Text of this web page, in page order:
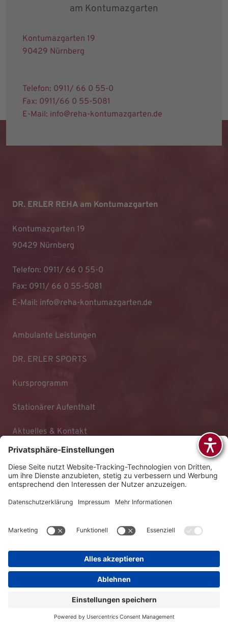
am Kontumazgarten
Kontumazgarten 19
90429 Nürnberg
Telefon: 0911/ 66 0 55-0
Fax: 0911/66 0 55-5081
E-Mail: info@reha-kontumazgarten.de
DR. ERLER REHA am Kontumazgarten
Kontumazgarten 19
90429 Nürnberg
Telefon: 0911/ 66 0 55-0
Fax: 0911/ 66 0 55-5081
E-Mail: info@reha-kontumazgarten.de
Ambulante Leistungen
DR. ERLER SPORTS
Kursprogramm
Stationärer Aufenthalt
Aktuelles & Kontakt
Impressum
Datenschutz
© 2026 KLINIKEN DR. ERLER